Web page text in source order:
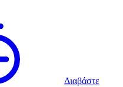
Διαβάστε